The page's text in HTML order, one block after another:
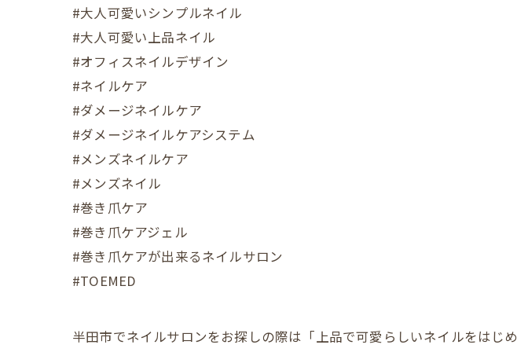
#大人可愛いシンプルネイル
#大人可愛い上品ネイル
#オフィスネイルデザイン
#ネイルケア
#ダメージネイルケア
#ダメージネイルケアシステム
#メンズネイルケア
#メンズネイル
#巻き爪ケア
#巻き爪ケアジェル
#巻き爪ケアが出来るネイルサロン
#TOEMED
半田市でネイルサロンをお探しの際は「上品で可愛らしいネイルをは